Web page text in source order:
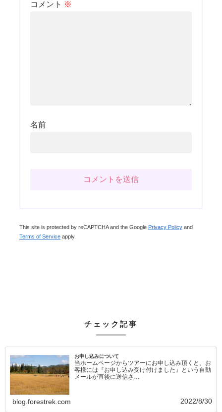
コメント ※
名前
This site is protected by reCAPTCHA and the Google Privacy Policy and
Terms of Service apply.
チェック記事
お申し込みについて
当ホームページからツアーにお申し込み頂くと、お
客様には『お申し込み受け付けました』という自動
メールが直後に送信さ…
blog.forestrek.com 2022/8/30